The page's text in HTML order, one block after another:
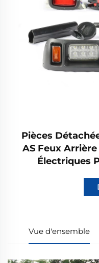
Pièces
AS Feux
Électriques
Vue d'ensemble